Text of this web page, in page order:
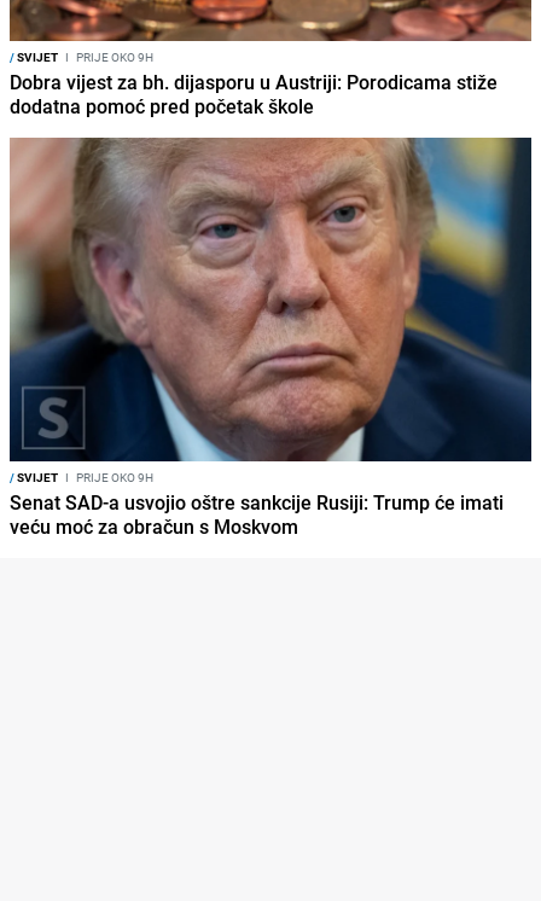
/SVIJET I PRIJE OKO 9H
Dobra vijest za bh. dijasporu u Austriji: Porodicama stiže
dodatna pomoć pred početak škole
/SVIJET I PRIJE OKO 9H
Senat SAD-a usvojio oštre sankcije Rusiji: Trump će imati
veću moć za obračun s Moskvom